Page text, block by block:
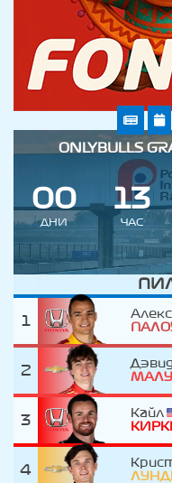
ONLYBULLS
00
ДНИ
13
ЧАС
1
Алекс
2
3
Кайл
4